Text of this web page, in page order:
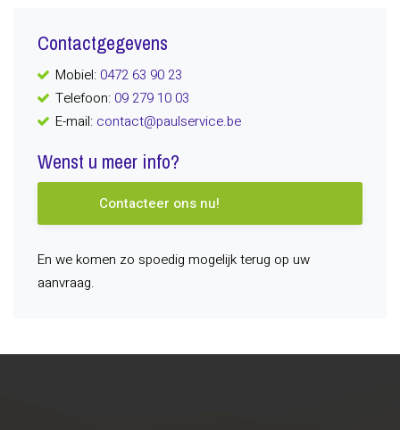
Contactgegevens
Mobiel: 0472 63 90 23
Telefoon: 09 279 10 03
E-mail: contact@paulservice.be
Wenst u meer info?
Contacteer ons nu!
En we komen zo spoedig mogelijk terug op uw
aanvraag.